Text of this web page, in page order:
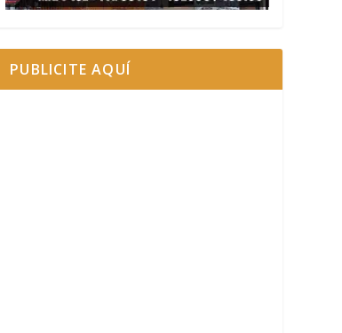
PUBLICITE AQUÍ